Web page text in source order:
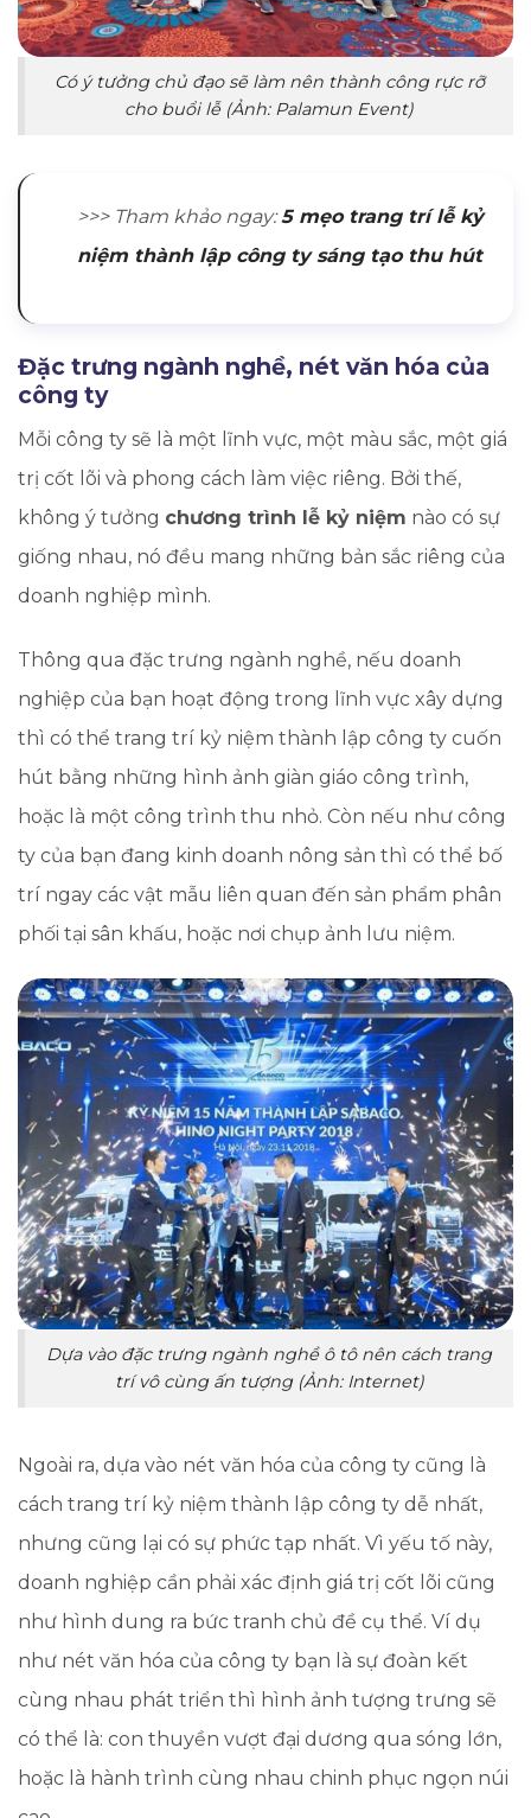
Có ý tưởng chủ đạo sẽ làm nên thành công rực rỡ
cho buổi lễ (Ảnh: Palamun Event)
>>> Tham khảo ngay: 5 mẹo trang trí lễ kỷ
niệm thành lập công ty sáng tạo thu hút
Đặc trưng ngành nghề, nét văn hóa của
công ty
Mỗi công ty sẽ là một lĩnh vực, một màu sắc, một giá
trị cốt lõi và phong cách làm việc riêng. Bởi thế,
không ý tưởng chương trình lễ kỷ niệm nào có sự
giống nhau, nó đều mang những bản sắc riêng của
doanh nghiệp mình.
Thông qua đặc trưng ngành nghề, nếu doanh
nghiệp của bạn hoạt động trong lĩnh vực xây dựng
thì có thể trang trí kỷ niệm thành lập công ty cuốn
hút bằng những hình ảnh giàn giáo công trình,
hoặc là một công trình thu nhỏ. Còn nếu như công
ty của bạn đang kinh doanh nông sản thì có thể bố
trí ngay các vật mẫu liên quan đến sản phẩm phân
phối tại sân khấu, hoặc nơi chụp ảnh lưu niệm.
Dựa vào đặc trưng ngành nghề ô tô nên cách trang
trí vô cùng ấn tượng (Ảnh: Internet)
Ngoài ra, dựa vào nét văn hóa của công ty cũng là
cách trang trí kỷ niệm thành lập công ty dễ nhất,
nhưng cũng lại có sự phức tạp nhất. Vì yếu tố này,
doanh nghiệp cần phải xác định giá trị cốt lõi cũng
như hình dung ra bức tranh chủ đề cụ thể. Ví dụ
như nét văn hóa của công ty bạn là sự đoàn kết
cùng nhau phát triển thì hình ảnh tượng trưng sẽ
có thể là: con thuyền vượt đại dương qua sóng lớn,
hoặc là hành trình cùng nhau chinh phục ngọn núi